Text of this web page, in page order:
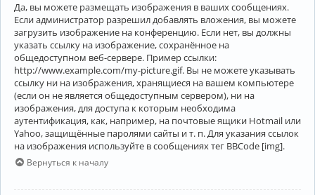
Да, вы можете размещать изображения в ваших сообщениях.
Если администратор разрешил добавлять вложения, вы можете
загрузить изображение на конференцию. Если нет, вы должны
указать ссылку на изображение, сохранённое на
общедоступном веб-сервере. Пример ссылки:
http://www.example.com/my-picture.gif. Вы не можете указывать
ссылку ни на изображения, хранящиеся на вашем компьютере
(если он не является общедоступным сервером), ни на
изображения, для доступа к которым необходима
аутентификация, как, например, на почтовые ящики Hotmail или
Yahoo, защищённые паролями сайты и т. п. Для указания ссылок
на изображения используйте в сообщениях тег BBCode [img].
Вернуться к началу